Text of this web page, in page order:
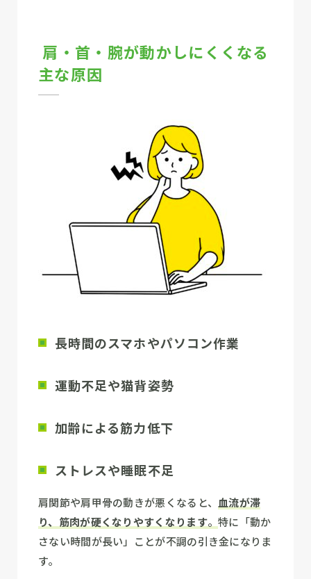
肩・首・腕が動かしにくくなる
主な原因
長時間のスマホやパソコン作業
運動不足や猫背姿勢
加齢による筋力低下
ストレスや睡眠不足
肩関節や肩甲骨の動きが悪くなると、 血流が滞
り、筋肉が硬くなりやすくなります。特に「動か
さない時間が長い」ことが不調の引き金になりま
す。